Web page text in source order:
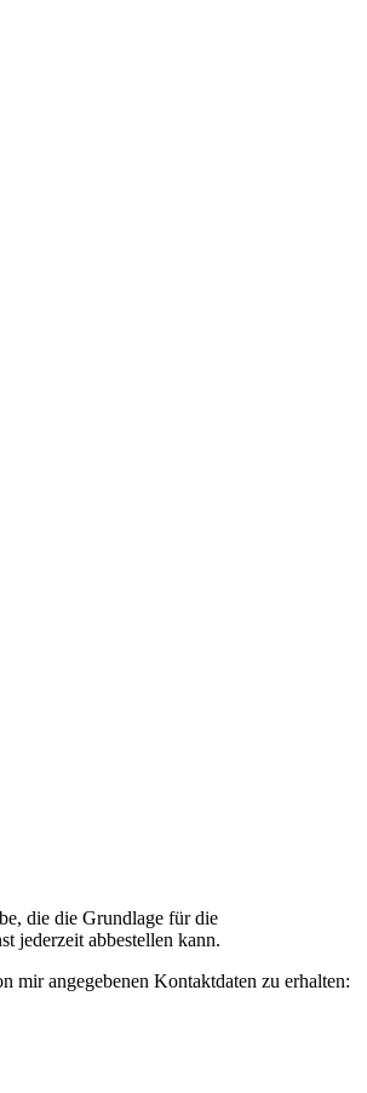
die die Grundlage für die
jederzeit abbestellen kann.
angegebenen Kontaktdaten zu erhalten: